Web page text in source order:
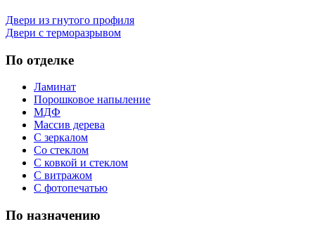
Двери из гнутого профиля
Двери с терморазрывом
По отделке
Ламинат
Порошковое напыление
МДФ
Массив дерева
С зеркалом
Со стеклом
С ковкой и стеклом
С витражом
С фотопечатью
По назначению